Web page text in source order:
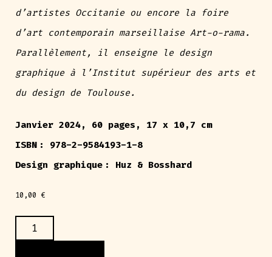
d’artistes Occitanie ou encore la foire
d’art contemporain marseillaise Art-o-rama.
Parallèlement, il enseigne le design
graphique à l’Institut supérieur des arts et
du design de Toulouse.
Janvier 2024, 60 pages, 17 x 10,7 cm
ISBN : 978-2-9584193-1-8
Design graphique : Huz & Bosshard
10,00 €